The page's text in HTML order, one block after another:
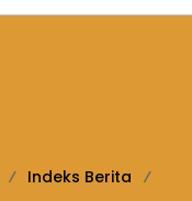
Indeks Berita